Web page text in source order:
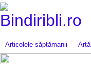
Articolele săptămanii Artă